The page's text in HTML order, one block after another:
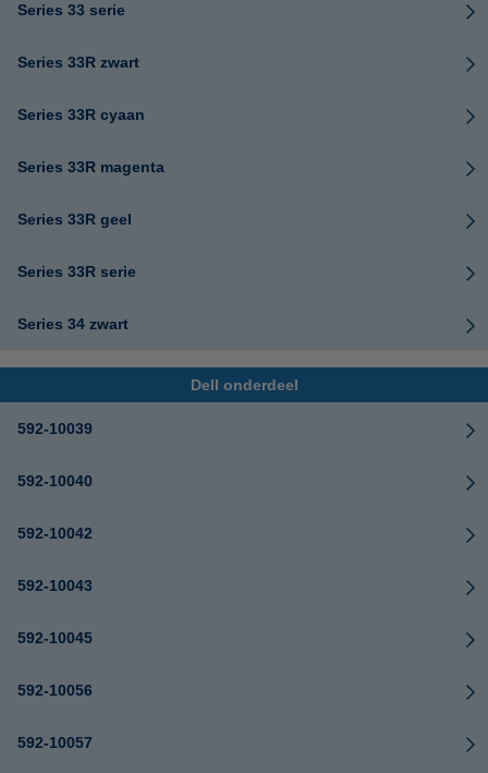
Series 33 serie
Series 33R zwart
Series 33R cyaan
Series 33R magenta
Series 33R geel
Series 33R serie
Series 34 zwart
Dell onderdeel
592-10039
592-10040
592-10042
592-10043
592-10045
592-10056
592-10057